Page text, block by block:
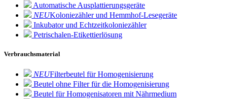
Automatische Ausplattierungsgeräte
NEUKoloniezähler und Hemmhof-Lesegeräte
Inkubator und Echtzeitkoloniezähler
Petrischalen-Etikettierlösung
Verbrauchsmaterial
NEUFilterbeutel für Homogenisierung
Beutel ohne Filter für die Homogenisierung
Beutel für Homogenisatoren mit Nährmedium